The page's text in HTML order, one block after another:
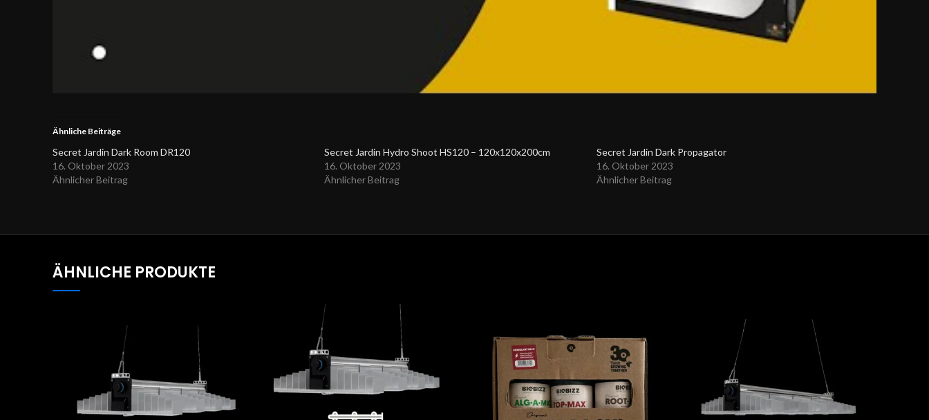
Ähnliche Beiträge
Secret Jardin Dark Room DR120
16. Oktober 2023
Ähnlicher Beitrag
Secret Jardin Hydro Shoot HS120 – 120x120x200cm
16. Oktober 2023
Ähnlicher Beitrag
Secret Jardin Dark Propagator
16. Oktober 2023
Ähnlicher Beitrag
ÄHNLICHE PRODUKTE